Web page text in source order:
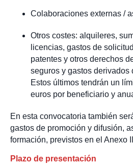
Colaboraciones externas /
Otros costes: alquileres,
licencias, gastos de
patentes y otros derechos
seguros y gastos derivados
Estos últimos tendrán un
euros por beneficiario y
En esta convocatoria también
gastos de promoción y difusión,
formación, previstos en el Anexo
Plazo de presentación